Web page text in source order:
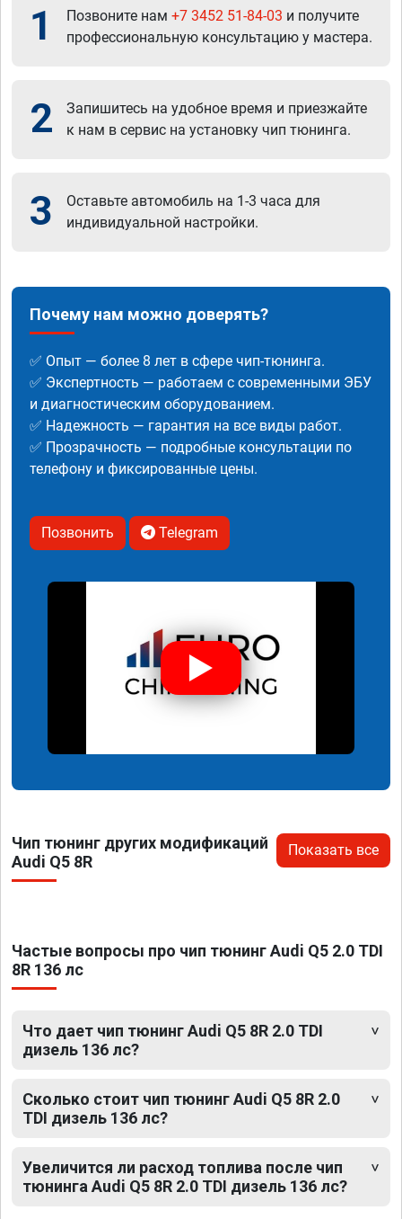
1 Позвоните нам +7 3452 51-84-03 и получите
профессиональную консультацию у мастера.
2
Запишитесь на удобное время и приезжайте
к нам в сервис на установку чип тюнинга.
3
Оставьте автомобиль на 1-3 часа для
индивидуальной настройки.
Почему нам можно доверять?
✅ Опыт — более 8 лет в сфере чип-тюнинга.
✅ Экспертность — работаем с современными ЭБУ
и диагностическим оборудованием.
✅ Надежность — гарантия на все виды работ.
✅ Прозрачность — подробные консультации по
телефону и фиксированные цены.
Позвонить Telegram
Чип тюнинг других модификаций
Audi Q5 8R
Показать все
Частые вопросы про чип тюнинг Audi Q5 2.0 TDI
8R 136 лс
Что дает чип тюнинг Audi Q5 8R 2.0 TDI
дизель 136 лс?
Сколько стоит чип тюнинг Audi Q5 8R 2.0
TDI дизель 136 лс?
Увеличится ли расход топлива после чип
тюнинга Audi Q5 8R 2.0 TDI дизель 136 лс?